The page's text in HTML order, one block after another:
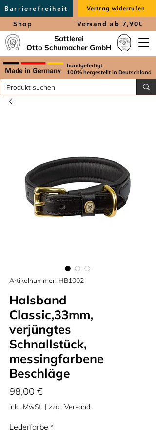
Barrierefreiheit Vertrag widerrufen
Shop Versand ab 7,90€
handgefertigt
100% hergestellt in Deutschland
Sattlerei
Otto Schumacher GmbH
Artikelnummer: HB1002
Halsband
Classic,33mm,
verjüngtes
Schnallstück,
messingfarbene
Beschläge
98,00 €Preis
inkl. MwSt. | zzgl. Versand
Lederfarbe *